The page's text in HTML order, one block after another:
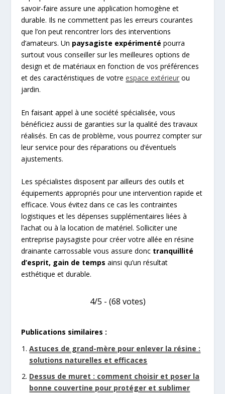
savoir-faire assure une application homogène et
durable. Ils ne commettent pas les erreurs courantes
que l’on peut rencontrer lors des interventions
d’amateurs. Un paysagiste expérimenté pourra
surtout vous conseiller sur les meilleures options de
design et de matériaux en fonction de vos préférences
et des caractéristiques de votreespace extérieur ou
jardin.
En faisant appel à une société spécialisée, vous
bénéficiez aussi de garanties sur la qualité des travaux
réalisés. En cas de problème, vous pourrez compter sur
leur service pour des réparations ou d’éventuels
ajustements.
Les spécialistes disposent par ailleurs des outils et
équipements appropriés pour une intervention rapide et
efficace. Vous évitez dans ce cas les contraintes
logistiques et les dépenses supplémentaires liées à
l’achat ou à la location de matériel. Solliciter une
entreprise paysagiste pour créer votre allée en résine
drainante carrossable vous assure donc tranquillité
d’esprit, gain de temps ainsi qu’un résultat
esthétique et durable.
4/5 - (68 votes)
Publications similaires :
Astuces de grand-mère pour enlever la résine :
solutions naturelles et efficaces
Dessus de muret : comment choisir et poser la
bonne couvertine pour protéger et sublimer